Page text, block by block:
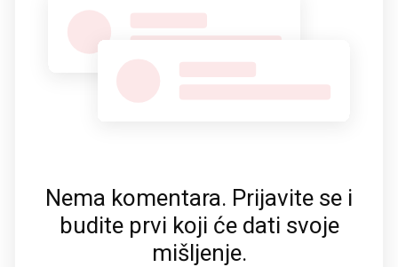
Nema komentara. Prijavite se i
budite prvi koji će dati svoje
mišljenje.